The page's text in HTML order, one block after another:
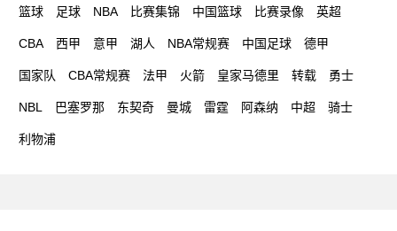
篮球 足球 NBA 比赛集锦 中国篮球 比赛录像 英超
CBA 西甲 意甲 湖人 NBA常规赛 中国足球 德甲
国家队 CBA常规赛 法甲 火箭 皇家马德里 转载 勇士
NBL 巴塞罗那 东契奇 曼城 雷霆 阿森纳 中超 骑士
利物浦